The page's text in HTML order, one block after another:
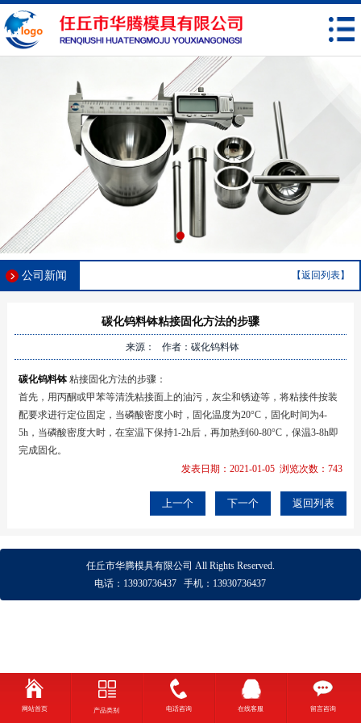
公司新闻 【返回列表】
碳化钨料钵粘接固化方法的步骤
来源： 作者：碳化钨料钵
碳化钨料钵 粘接固化方法的步骤：
首先，用丙酮或甲苯等清洗粘接面上的油污，灰尘和锈迹等，将粘接件按装
配要求进行定位固定，当磷酸密度小时，固化温度为20°C，固化时间为4-
5h，当磷酸密度大时，在室温下保持1-2h后，再加热到60-80°C，保温3-8h即
完成固化。
发表日期：2021-01-05 浏览次数：743
上一个 下一个 返回列表
任丘市华腾模具有限公司 All Rights Reserved.
电话： 13930736437 手机： 13930736437
网站首页 产品类别 电话咨询 在线客服 留言咨询